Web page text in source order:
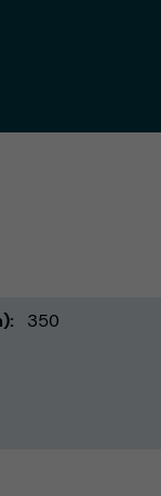
350